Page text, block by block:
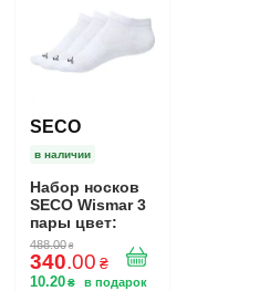
SECO
в наличии
Набор носков
SECO Wismar 3
пары цвет:
белый
488.00 ₴
340.00 ₴
10.20 ₴